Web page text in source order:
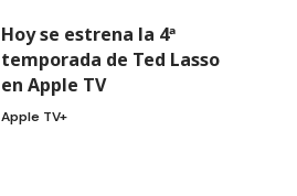
Hoy se estrena la 4ª
temporada de Ted Lasso
en Apple TV
Apple TV+